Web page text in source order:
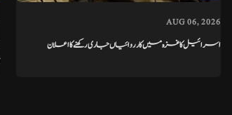
AUG 06, 2026
اسرائیل کا غزہ میں کارروائیاں جاری رکھنے کا اعلان